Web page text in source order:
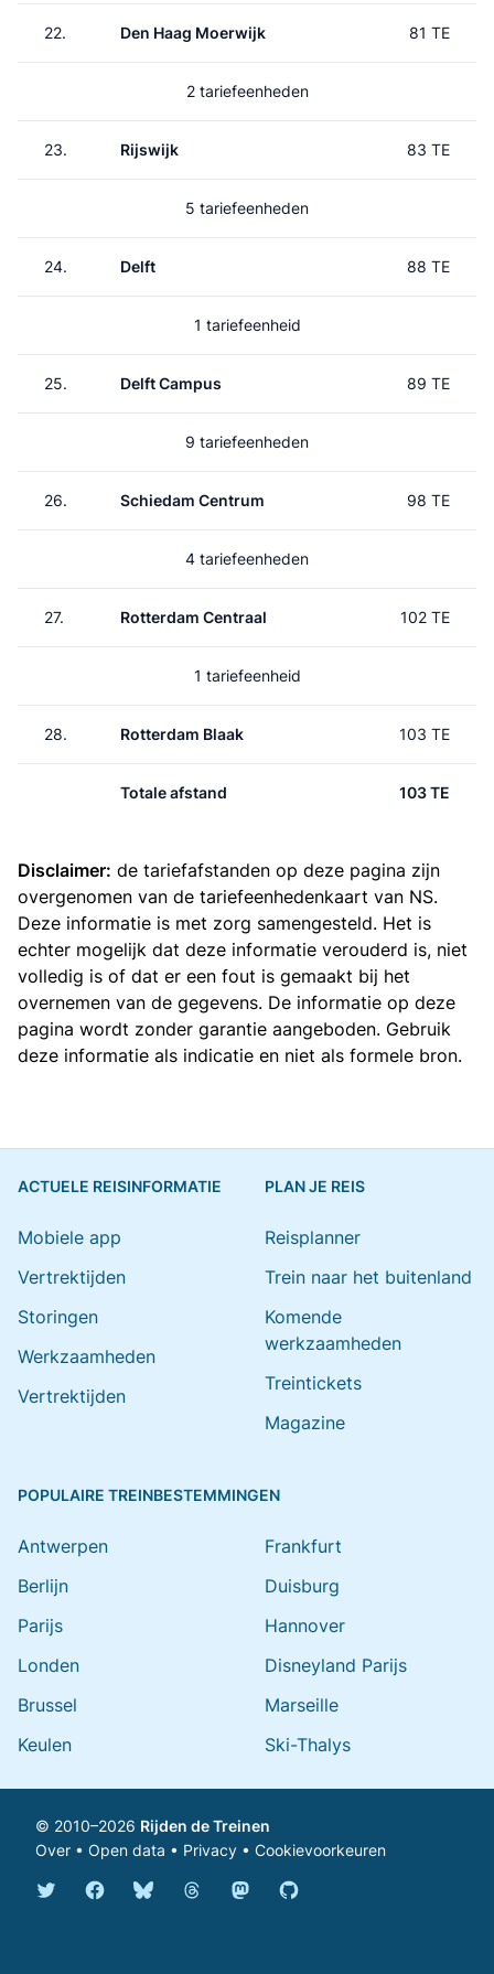
22. Den Haag Moerwijk 81 TE
2 tariefeenheden
23. Rijswijk 83 TE
5 tariefeenheden
24. Delft 88 TE
1 tariefeenheid
25. Delft Campus 89 TE
9 tariefeenheden
26. Schiedam Centrum 98 TE
4 tariefeenheden
27. Rotterdam Centraal 102 TE
1 tariefeenheid
28. Rotterdam Blaak 103 TE
Totale afstand 103 TE
Disclaimer: de tariefafstanden op deze pagina zijn
overgenomen van de tariefeenhedenkaart van NS.
Deze informatie is met zorg samengesteld. Het is
echter mogelijk dat deze informatie verouderd is, niet
volledig is of dat er een fout is gemaakt bij het
overnemen van de gegevens. De informatie op deze
pagina wordt zonder garantie aangeboden. Gebruik
deze informatie als indicatie en niet als formele bron.
ACTUELE REISINFORMATIE
Mobiele app
Vertrektijden
Storingen
Werkzaamheden
Vertrektijden
PLAN JE REIS
Reisplanner
Trein naar het buitenland
Komende
werkzaamheden
Treintickets
Magazine
POPULAIRE TREINBESTEMMINGEN
Antwerpen
Berlijn
Parijs
Londen
Brussel
Keulen
Frankfurt
Duisburg
Hannover
Disneyland Parijs
Marseille
Ski-Thalys
© 2010–2026 Rijden de Treinen
Over • Open data • Privacy • Cookievoorkeuren